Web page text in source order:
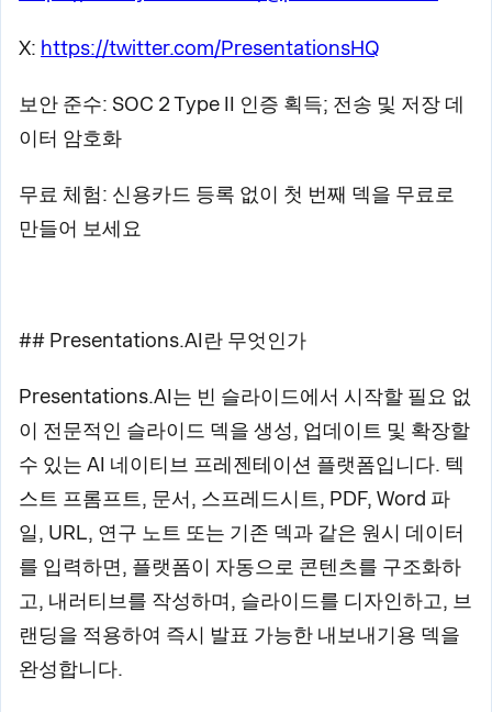
X: https://twitter.com/PresentationsHQ
보안 준수: SOC 2 Type II 인증 획득; 전송 및 저장 데
이터 암호화
무료 체험: 신용카드 등록 없이 첫 번째 덱을 무료로
만들어 보세요
## Presentations.AI란 무엇인가
Presentations.AI는 빈 슬라이드에서 시작할 필요 없
이 전문적인 슬라이드 덱을 생성, 업데이트 및 확장할
수 있는 AI 네이티브 프레젠테이션 플랫폼입니다. 텍
스트 프롬프트, 문서, 스프레드시트, PDF, Word 파
일, URL, 연구 노트 또는 기존 덱과 같은 원시 데이터
를 입력하면, 플랫폼이 자동으로 콘텐츠를 구조화하
고, 내러티브를 작성하며, 슬라이드를 디자인하고, 브
랜딩을 적용하여 즉시 발표 가능한 내보내기용 덱을
완성합니다.